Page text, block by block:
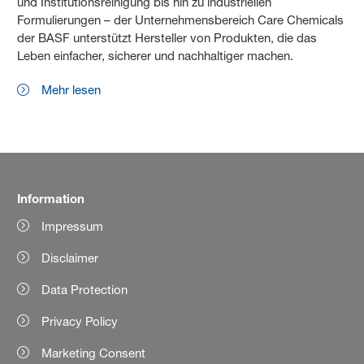
Formulierungen – der Unternehmensbereich Care Chemicals
der BASF unterstützt Hersteller von Produkten, die das
Leben einfacher, sicherer und nachhaltiger machen.
Mehr lesen
Information
Impressum
Disclaimer
Data Protection
Privacy Policy
Marketing Consent